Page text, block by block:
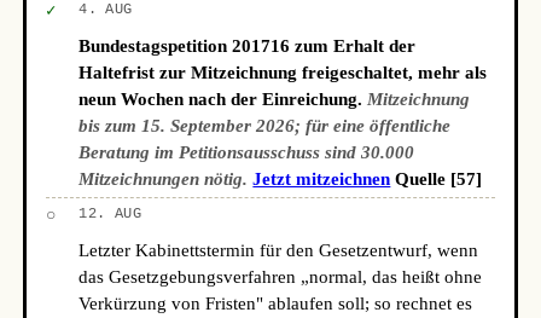
✓ 4. AUG
Bundestagspetition 201716 zum Erhalt der
Haltefrist zur Mitzeichnung freigeschaltet, mehr als
neun Wochen nach der Einreichung. Mitzeichnung
bis zum 15. September 2026; für eine öffentliche
Beratung im Petitionsausschuss sind 30.000
Mitzeichnungen nötig. Jetzt mitzeichnen Quelle [57]
○ 12. AUG
Letzter Kabinettstermin für den Gesetzentwurf, wenn
das Gesetzgebungsverfahren „normal, das heißt ohne
Verkürzung von Fristen" ablaufen soll; so rechnet es